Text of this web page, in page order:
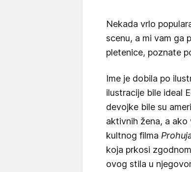
Nekada vrlo
scenu, a mi vam ga
pletenice, poznate
Ime je dobila po
ilustracije bile ideal
devojke bile su
aktivnih žena, a
kultnog filma
koja prkosi
ovog stila u